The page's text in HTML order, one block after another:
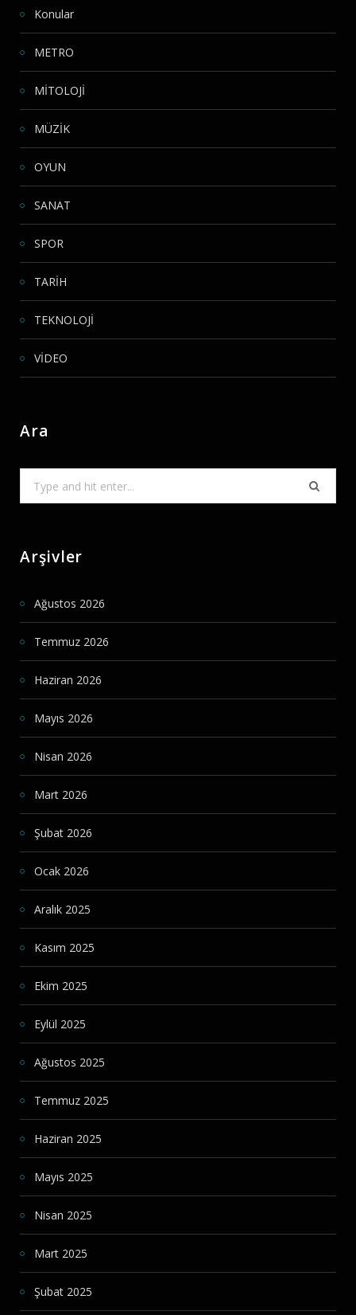
Konular
METRO
MİTOLOJİ
MÜZİK
OYUN
SANAT
SPOR
TARİH
TEKNOLOJİ
VİDEO
Ara
Arşivler
Ağustos 2026
Temmuz 2026
Haziran 2026
Mayıs 2026
Nisan 2026
Mart 2026
Şubat 2026
Ocak 2026
Aralık 2025
Kasım 2025
Ekim 2025
Eylül 2025
Ağustos 2025
Temmuz 2025
Haziran 2025
Mayıs 2025
Nisan 2025
Mart 2025
Şubat 2025